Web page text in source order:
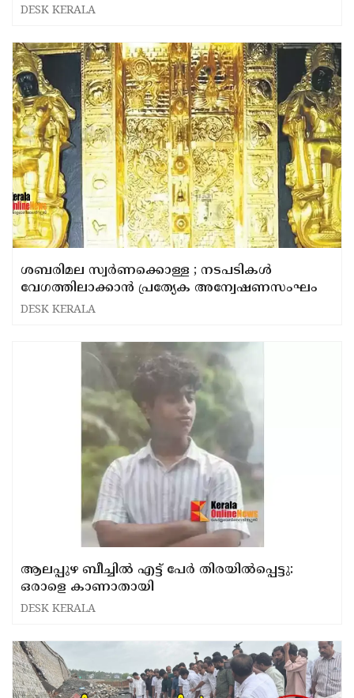
വയറിളക്കവും
DESK KERALA
ശബരിമല സ്വർണക്കൊള്ള ; നടപടികൾ
വേഗത്തിലാക്കാൻ പ്രത്യേക അന്വേഷണസംഘം
DESK KERALA
ആലപ്പുഴ ബീച്ചിൽ എട്ട് പേർ തിരയിൽപ്പെട്ടു:
ഒരാളെ കാണാതായി
DESK KERALA